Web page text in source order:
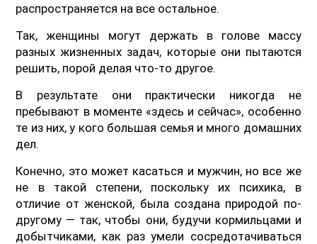
распространяется на все остальное.
Так, женщины могут держать в голове массу
разных жизненных задач, которые они пытаются
решить, порой делая что-то другое.
В результате они практически никогда не
пребывают в моменте «здесь и сейчас», особенно
те из них, у кого большая семья и много домашних
дел.
Конечно, это может касаться и мужчин, но все же
не в такой степени, поскольку их психика, в
отличие от женской, была создана природой по-
другому — так, чтобы они, будучи кормильцами и
добытчиками, как раз умели сосредотачиваться